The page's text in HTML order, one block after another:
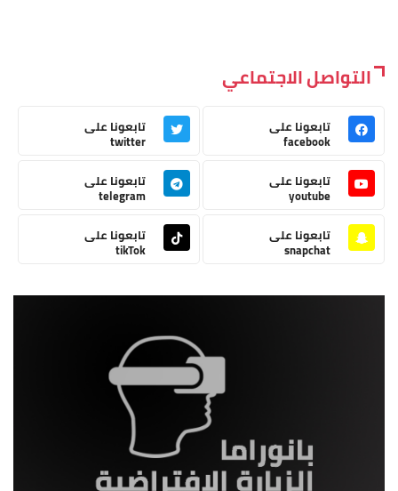
التواصل الاجتماعي
تابعونا على
facebook
تابعونا على
twitter
تابعونا على
youtube
تابعونا على
telegram
تابعونا على
snapchat
تابعونا على
tikTok